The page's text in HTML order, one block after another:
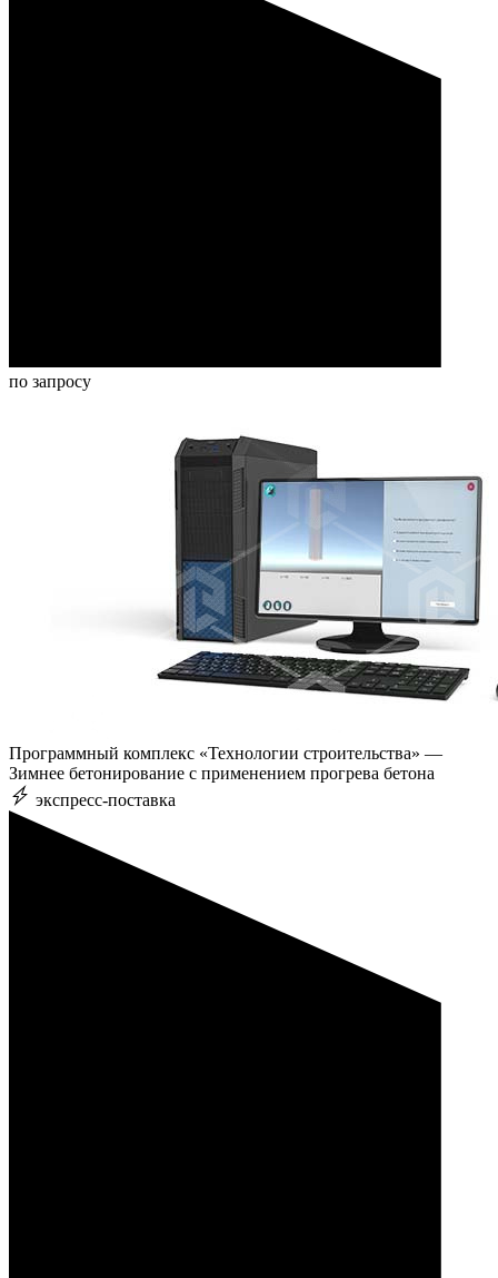
по запросу
Программный комплекс «Технологии строительства» —
Зимнее бетонирование с применением прогрева бетона
экспресс-поставка